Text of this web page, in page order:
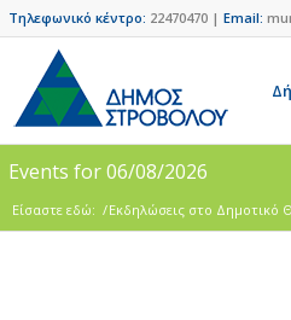
Τηλεφωνικό κέντρο: 22470470 | Email:
Events for 06/08/2026
Είσαστε εδώ: /Εκδηλώσεις στο Δημοτικό